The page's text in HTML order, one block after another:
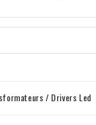
/ Drivers Led